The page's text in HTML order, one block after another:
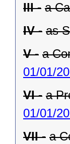
III - a
IV - as
V - a
01/01/
VI - a
01/01/
VII - a